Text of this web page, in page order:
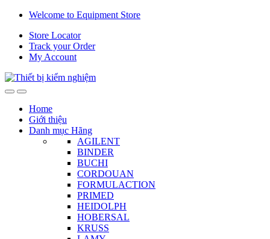
Skip
navigation
Skip
content
Welcome to Equipment Store
Store Locator
Track your Order
My Account
Home
Giới thiệu
Danh mục Hãng
AGILENT
BINDER
BUCHI
CORDOUAN
FORMULACTION
PRIMED
HEIDOLPH
HOBERSAL
KRUSS